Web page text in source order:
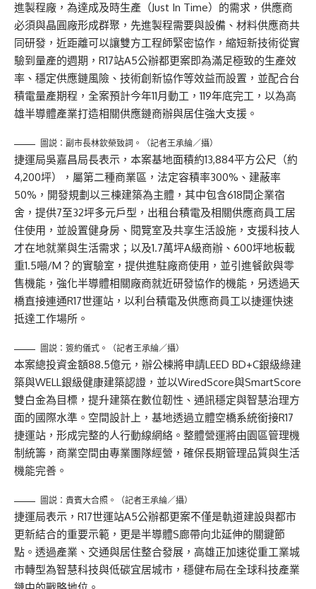
進製程廠，為達成及時生產（Just In Time）的需求，供應商
必須與晶圓廠形成群聚，先進製程需要與設備、材料供應商共
同研發，近距離可以讓雙方工程師緊密協作，縮短新技術從實
驗到量產的週期，R17站A5公辦都更案即為滿足極致的生產效
率、穩定供應鏈風險、技術創新協作等效益而設置，並配合台
積電量產期程，全案預計今年11月動工，119年底完工，以為高
雄半導體產業打造相關供應鏈商辦與居住強大支援。
圖説：副市長林欽榮致詞。（記者王承綸／攝）
捷運局吳嘉昌局長表示，本案基地面積約13,884平方公尺（約
4,200坪），屬第二種商業區，法定容積率300%、建蔽率
50%，開發規劃以三棟建築為主體，其中包含618間企業宿
舍，提供7至32坪多元戶型，出租台積電及相關供應商員工居
住使用，並設置健身房、閱覽室及共享生活設施，支援科技人
才在地就業與生活需求；以及1.7萬坪A級商辦、600坪地板載
重1.5噸/M？的實驗室，提供進駐廠商使用，並引進餐飲與零
售機能，強化半導體相關廠商就近研發協作的機能，另透過天
橋直接連通R17世運站，以利台積電及供應商員工以捷運快速
抵達工作場所。
圖説：簽約儀式。（記者王承綸／攝）
本案總投資金額88.5億元，辦公棟將申請LEED BD+C銀級綠建
築與WELL銀級健康建築認證，並以WiredScore與SmartScore
雙白金為目標，提升建築在數位韌性、通訊穩定與智慧治理方
面的國際水準。空間設計上，基地透過立體空橋系統銜接R17
捷運站，形成完整的人行動線網絡。整體營運將由園區管理機
制統籌，商業空間由專業團隊經營，確保長期管理品質與生活
機能完善。
圖説：貴賓大合照。（記者王承綸／攝）
捷運局表示，R17世運站A5公辦都更案不僅是軌道建設與都市
更新結合的重要示範，更是半導體S廊帶向北延伸的關鍵節
點。透過產業、交通與居住整合發展，高雄正加速從重工業城
市轉型為智慧科技與低碳宜居城市，穩健布局在全球科技產業